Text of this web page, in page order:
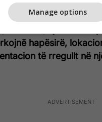
noterit.
euro, kjo banesë
hapësirë,
të rregullt në
Manage options